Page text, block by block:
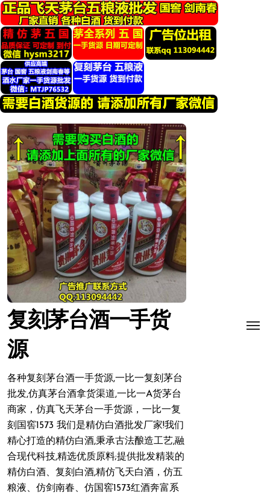
转
到
内
容
复刻茅台酒一手货
源
各种复刻茅台酒一手货源,一比一复刻茅台
批发,仿真茅台酒拿货渠道,一比一A货茅台
商家，仿真飞天茅台一手货源，一比一复
刻国窖1573 我们是精仿白酒批发厂家!我们
精心打造的精仿白酒,秉承古法酿造工艺,融
合现代科技,精选优质原料;提供批发精装的
精仿白酒、复刻白酒,精仿飞天白酒，仿五
粮液、仿剑南春、仿国窖1573红酒奔富系